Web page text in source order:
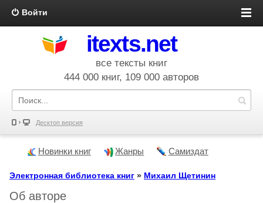
Войти
itexts.net
все тексты книг
444 000 книг, 109 000 авторов
Десктоп версия
Новинки книг Жанры Самиздат
Электронная библиотека книг » Михаил Щетинин
Об авторе